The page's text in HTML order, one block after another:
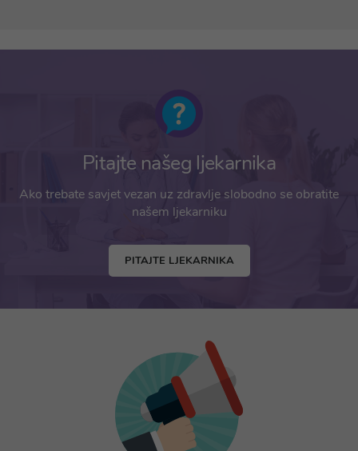
Pitajte našeg ljekarnika
Ako trebate savjet vezan uz zdravlje slobodno se obratite
našem ljekarniku
PITAJTE LJEKARNIKA